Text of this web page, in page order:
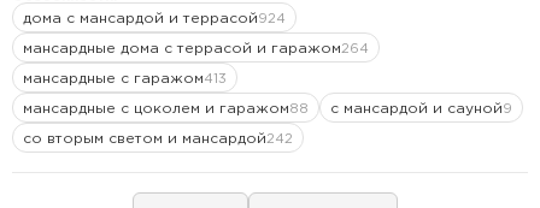
дома с мансардой и террасой924
мансардные дома с террасой и гаражом264
мансардные с гаражом413
мансардные с цоколем и гаражом88 с мансардой и сауной9
со вторым светом и мансардой242
Комнат
От — До